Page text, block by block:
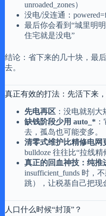
unroaded_zones）
没电/没连通：
最后你会看到“城里明
住宅就是没电”
结论：省下来的几十块，最
去。
真正有效的打法：先活下来
先电再区 ：没电就别大
缺钱阶段少用 auto_*
去，孤岛也可能变多。
清零式维护比精修电网
bulldoze 往往比“拉线精
真正的回血神技：纯推
insufficient_funds 时，
跳），让税基自己把现
人口什么时候“封顶”？